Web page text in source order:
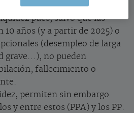
Guía fiscal foral).
pues, salvo que las
años (y a partir de 2025) o
(desempleo de larga
grave…), no pueden
fallecimiento o
permiten sin embargo
y entre estos (PPA) y los PP.